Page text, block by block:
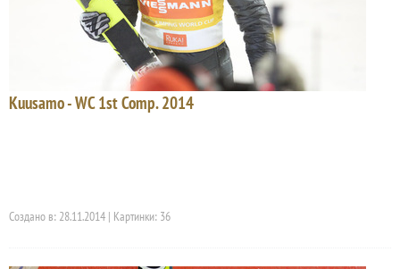
Kuusamo - WC 1st Comp. 2014
Создано в: 28.11.2014 | Картинки: 36